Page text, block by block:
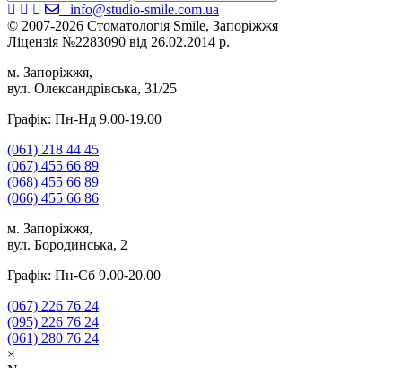
info@studio-smile.com.ua
© 2007-2026 Стоматологія Smile, Запоріжжя
Ліцензія №2283090 від 26.02.2014 р.
м. Запоріжжя,
вул. Олександрівська, 31/25
Графік: Пн-Нд 9.00-19.00
(061) 218 44 45
(067) 455 66 89
(068) 455 66 89
(066) 455 66 86
м. Запоріжжя,
вул. Бородинська, 2
Графік: Пн-Сб 9.00-20.00
(067) 226 76 24
(095) 226 76 24
(061) 280 76 24
×